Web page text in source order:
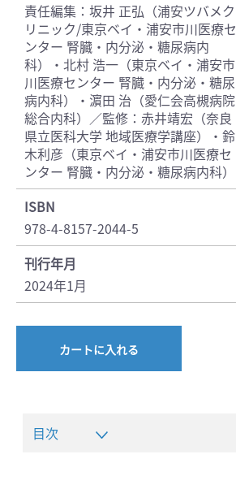
責任編集：坂井 正弘（浦安ツバメク
リニック/東京ベイ・浦安市川医療セ
ンター 腎臓・内分泌・糖尿病内
科）・北村 浩一（東京ベイ・浦安市
川医療センター 腎臓・内分泌・糖尿
病内科）・濵田 治（愛仁会高槻病院
総合内科）／監修：赤井靖宏（奈良
県立医科大学 地域医療学講座）・鈴
木利彦（東京ベイ・浦安市川医療セ
ンター 腎臓・内分泌・糖尿病内科）
ISBN
978-4-8157-2044-5
刊行年月
2024年1月
カートに入れる
目次